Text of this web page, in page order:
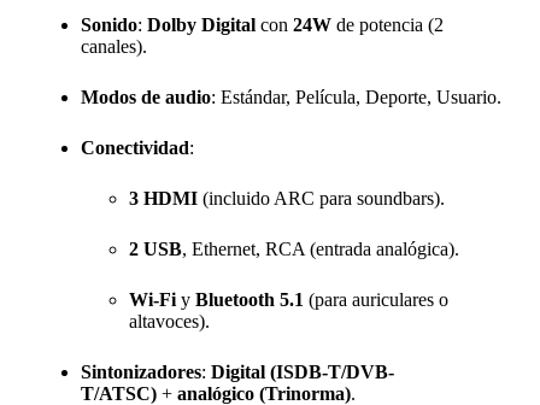
Sonido: Dolby Digitalcon 24Wde potencia (2
canales).
Modos de audio: Estándar, Película, Deporte, Usuario.
Conectividad:
3 HDMI(incluido ARC para soundbars).
2 USB, Ethernet, RCA (entrada analógica).
Wi-Fiy Bluetooth 5.1 (para auriculares o
altavoces).
Sintonizadores: Digital (ISDB-T/DVB-
T/ATSC)+ analógico (Trinorma).